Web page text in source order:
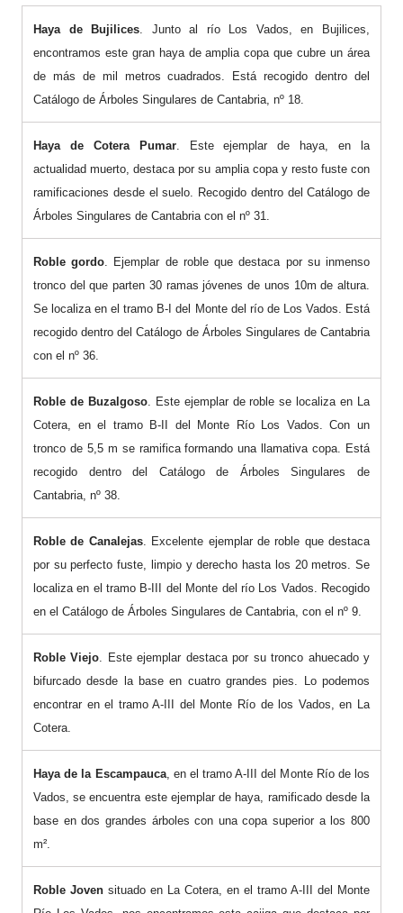
Haya de Bujilices. Junto al río Los Vados, en Bujilices,
encontramos este gran haya de amplia copa que cubre un área
de más de mil metros cuadrados. Está recogido dentro del
Catálogo de Árboles Singulares de Cantabria, nº 18.
Haya de Cotera Pumar. Este ejemplar de haya, en la
actualidad muerto, destaca por su amplia copa y resto fuste con
ramificaciones desde el suelo. Recogido dentro del Catálogo de
Árboles Singulares de Cantabria con el nº 31.
Roble gordo. Ejemplar de roble que destaca por su inmenso
tronco del que parten 30 ramas jóvenes de unos 10m de altura.
Se localiza en el tramo B-I del Monte del río de Los Vados. Está
recogido dentro del Catálogo de Árboles Singulares de Cantabria
con el nº 36.
Roble de Buzalgoso. Este ejemplar de roble se localiza en La
Cotera, en el tramo B-II del Monte Río Los Vados. Con un
tronco de 5,5 m se ramifica formando una llamativa copa. Está
recogido dentro del Catálogo de Árboles Singulares de
Cantabria, nº 38.
Roble de Canalejas. Excelente ejemplar de roble que destaca
por su perfecto fuste, limpio y derecho hasta los 20 metros. Se
localiza en el tramo B-III del Monte del río Los Vados. Recogido
en el Catálogo de Árboles Singulares de Cantabria, con el nº 9.
Roble Viejo. Este ejemplar destaca por su tronco ahuecado y
bifurcado desde la base en cuatro grandes pies. Lo podemos
encontrar en el tramo A-III del Monte Río de los Vados, en La
Cotera.
Haya de la Escampauca, en el tramo A-III del Monte Río de los
Vados, se encuentra este ejemplar de haya, ramificado desde la
base en dos grandes árboles con una copa superior a los 800
m².
Roble Joven situado en La Cotera, en el tramo A-III del Monte